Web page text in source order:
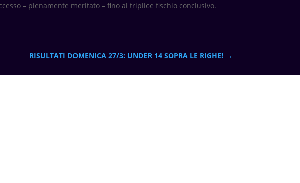
– pienamente meritato – fino al triplice fischio conclusivo.
RISULTATI DOMENICA 27/3: UNDER 14 SOPRA LE RIGHE!→